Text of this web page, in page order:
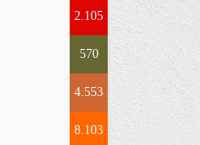
2.105
570
4.553
8.103